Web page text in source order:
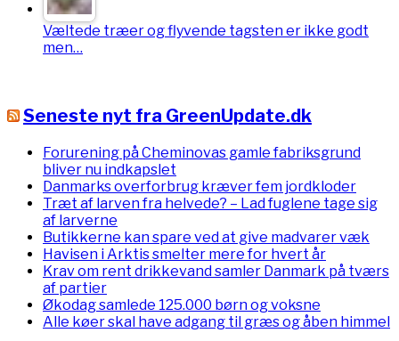
Væltede træer og flyvende tagsten er ikke godt
men…
Seneste nyt fra GreenUpdate.dk
Forurening på Cheminovas gamle fabriksgrund
bliver nu indkapslet
Danmarks overforbrug kræver fem jordkloder
Træt af larven fra helvede? – Lad fuglene tage sig
af larverne
Butikkerne kan spare ved at give madvarer væk
Havisen i Arktis smelter mere for hvert år
Krav om rent drikkevand samler Danmark på tværs
af partier
Økodag samlede 125.000 børn og voksne
Alle køer skal have adgang til græs og åben himmel